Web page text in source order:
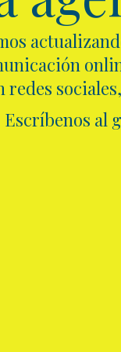
redes
Escríbenos al